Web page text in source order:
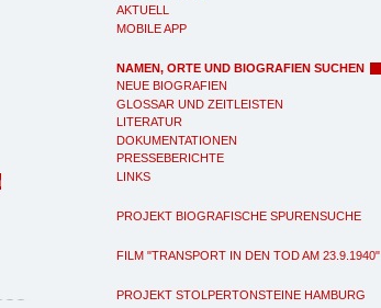
AKTUELL
MOBILE APP
NAMEN, ORTE UND BIOGRAFIEN SUCHEN
NEUE BIOGRAFIEN
GLOSSAR UND ZEITLEISTEN
LITERATUR
DOKUMENTATIONEN
PRESSEBERICHTE
LINKS
PROJEKT BIOGRAFISCHE SPURENSUCHE
FILM "TRANSPORT IN DEN TOD AM 23.9.1940"
PROJEKT STOLPERTONSTEINE HAMBURG